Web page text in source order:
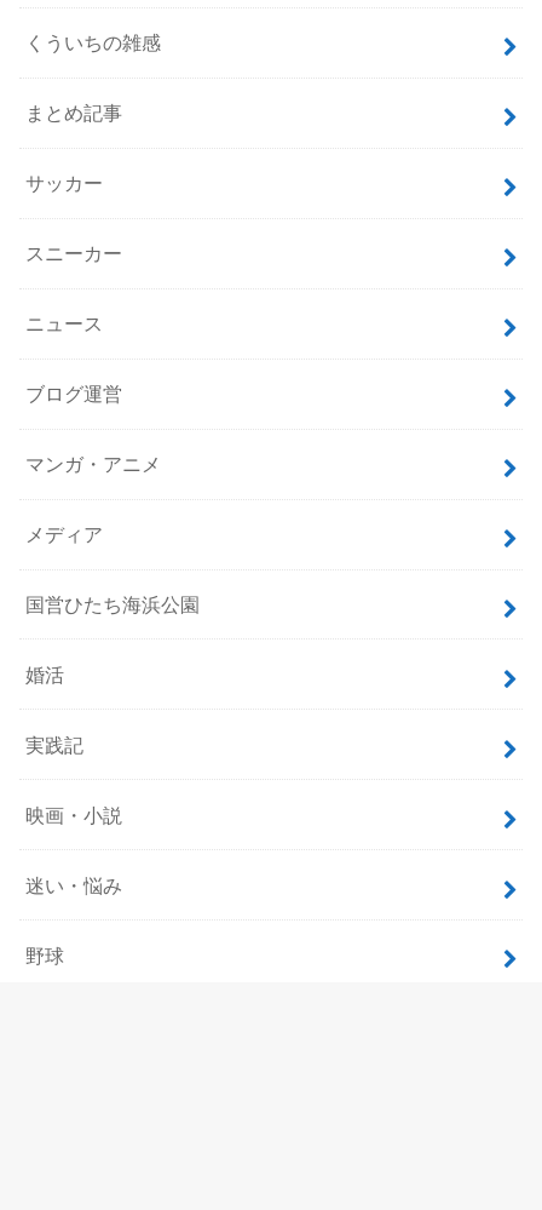
くういちの雑感
まとめ記事
サッカー
スニーカー
ニュース
ブログ運営
マンガ・アニメ
メディア
国営ひたち海浜公園
婚活
実践記
映画・小説
迷い・悩み
野球